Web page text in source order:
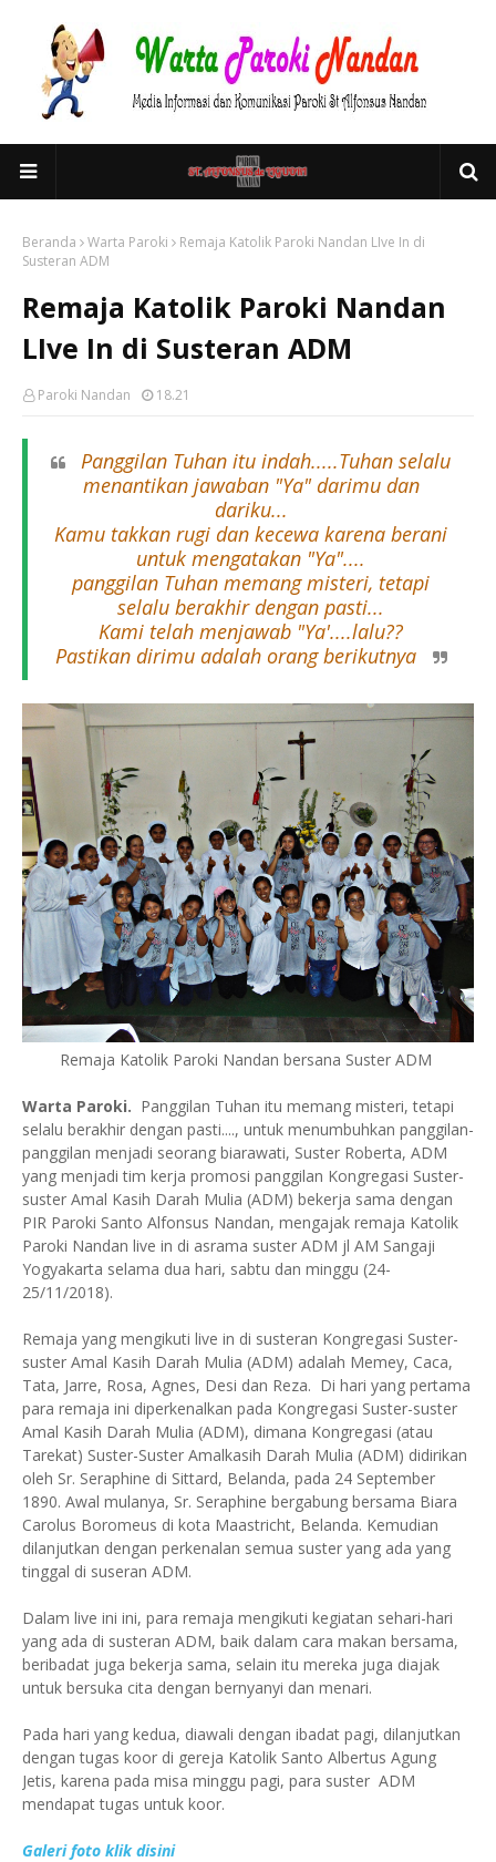
Beranda Warta Paroki
Remaja Katolik Paroki Nandan LIve In di
Susteran ADM
Remaja Katolik Paroki Nandan
LIve In di Susteran ADM
Paroki Nandan 18.21
Panggilan Tuhan itu indah.....Tuhan selalu
menantikan jawaban "Ya" darimu dan
dariku...
Kamu takkan rugi dan kecewa karena berani
untuk mengatakan "Ya"....
panggilan Tuhan memang misteri, tetapi
selalu berakhir dengan pasti...
Kami telah menjawab "Ya'....lalu??
Pastikan dirimu adalah orang berikutnya
Remaja Katolik Paroki Nandan bersana Suster ADM
Warta Paroki. Panggilan Tuhan itu memang misteri, tetapi
selalu berakhir dengan pasti...., untuk menumbuhkan panggilan-
panggilan menjadi seorang biarawati, Suster Roberta, ADM
yang menjadi tim kerja promosi panggilan Kongregasi Suster-
suster Amal Kasih Darah Mulia (ADM) bekerja sama dengan
PIR Paroki Santo Alfonsus Nandan, mengajak remaja Katolik
Paroki Nandan live in di asrama suster ADM jl AM Sangaji
Yogyakarta selama dua hari, sabtu dan minggu (24-
25/11/2018).
Remaja yang mengikuti live in di susteran Kongregasi Suster-
suster Amal Kasih Darah Mulia (ADM) adalah Memey, Caca,
Tata, Jarre, Rosa, Agnes, Desi dan Reza. Di hari yang pertama
para remaja ini diperkenalkan pada Kongregasi Suster-suster
Amal Kasih Darah Mulia (ADM), dimana Kongregasi (atau
Tarekat) Suster-Suster Amalkasih Darah Mulia (ADM) didirikan
oleh Sr. Seraphine di Sittard, Belanda, pada 24 September
1890. Awal mulanya, Sr. Seraphine bergabung bersama Biara
Carolus Boromeus di kota Maastricht, Belanda. Kemudian
dilanjutkan dengan perkenalan semua suster yang ada yang
tinggal di suseran ADM.
Dalam live ini ini, para remaja mengikuti kegiatan sehari-hari
yang ada di susteran ADM, baik dalam cara makan bersama,
beribadat juga bekerja sama, selain itu mereka juga diajak
untuk bersuka cita dengan bernyanyi dan menari.
Pada hari yang kedua, diawali dengan ibadat pagi, dilanjutkan
dengan tugas koor di gereja Katolik Santo Albertus Agung
Jetis, karena pada misa minggu pagi, para suster ADM
mendapat tugas untuk koor.
Galeri foto klik disini